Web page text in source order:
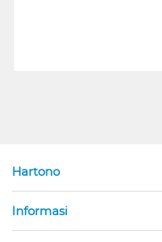
Hartono
Informasi